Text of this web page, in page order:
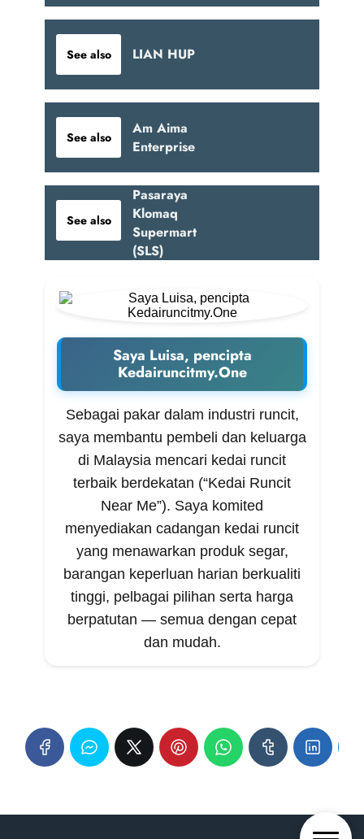
See also LIAN HUP
See also
Am Aima
Enterprise
See also
Pasaraya
Klomaq
Supermart
(SLS)
Saya Luisa, pencipta
Kedairuncitmy.One
Sebagai pakar dalam industri runcit,
saya membantu pembeli dan keluarga
di Malaysia mencari kedai runcit
terbaik berdekatan (“Kedai Runcit
Near Me”). Saya komited
menyediakan cadangan kedai runcit
yang menawarkan produk segar,
barangan keperluan harian berkualiti
tinggi, pelbagai pilihan serta harga
berpatutan — semua dengan cepat
dan mudah.